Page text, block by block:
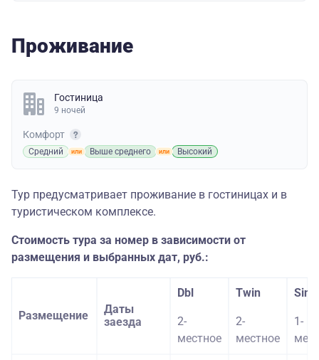
Проживание
Гостиница
9 ночей
Комфорт
Средний Выше среднего Высокий
Тур предусматривает проживание в гостиницах и в
туристическом комплексе.
Стоимость тура за номер в зависимости от
размещения и выбранных дат, руб.:
Размещение
Даты
заезда
Dbl
2-
местное
Twin
2-
местное
1-